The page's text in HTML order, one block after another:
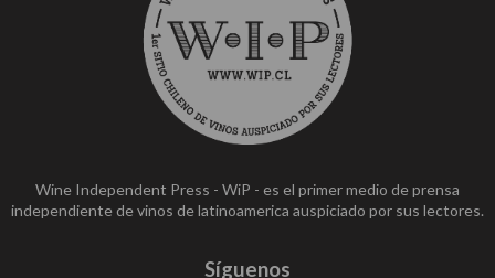
Wine Independent Press - WiP - es el primer medio de prensa
independiente de vinos de latinoamerica auspiciado por sus lectores.
Síguenos